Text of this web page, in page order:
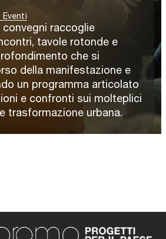
Eventi
convegni raccoglie
tavole rotonde e
che si
della manifestazione e
un programma articolato
e confronti sui molteplici
trasformazione urbana.